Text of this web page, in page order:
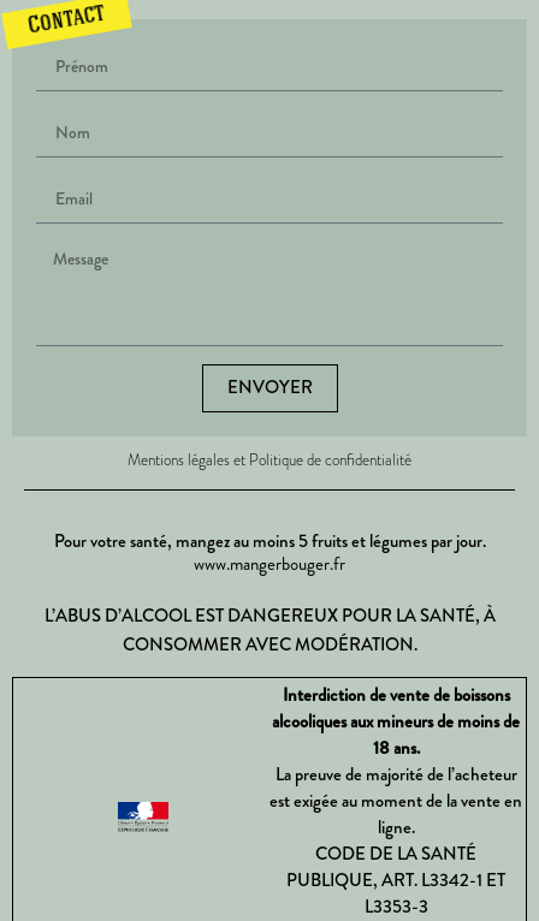
Contact
ENVOYER
Mentions légales et Politique de confidentialité
Pour votre santé, mangez au moins 5 fruits et légumes par jour.
www.mangerbouger.fr
L’ABUS D’ALCOOL EST DANGEREUX POUR LA SANTÉ, À
CONSOMMER AVEC MODÉRATION.
Interdiction de vente de boissons
alcooliques aux mineurs de moins de
18 ans.
La preuve de majorité de l’acheteur
est exigée au moment de la vente en
ligne.
CODE DE LA SANTÉ
PUBLIQUE, ART. L3342-1 ET
L3353-3